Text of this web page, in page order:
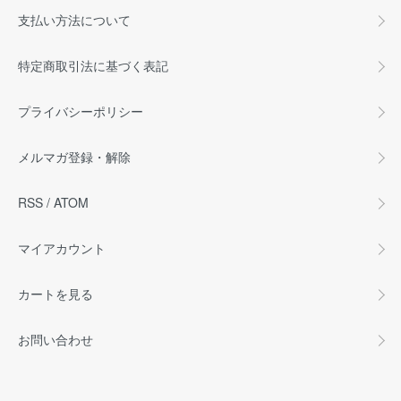
支払い方法について
特定商取引法に基づく表記
プライバシーポリシー
メルマガ登録・解除
RSS / ATOM
マイアカウント
カートを見る
お問い合わせ